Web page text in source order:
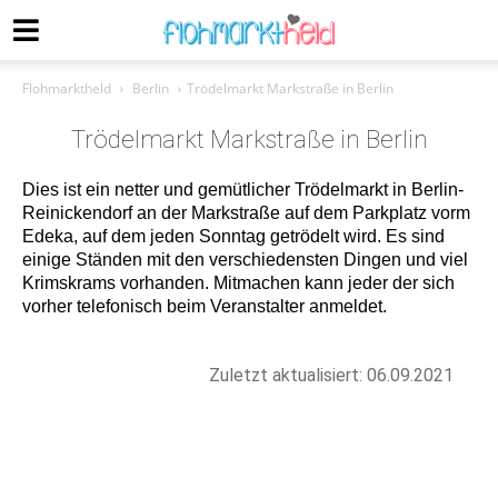
Flohmarktheld Berlin Trödelmarkt Markstraße in Berlin
Trödelmarkt Markstraße in Berlin
Dies ist ein netter und gemütlicher Trödelmarkt in Berlin-
Reinickendorf an der Markstraße auf dem Parkplatz vorm
Edeka, auf dem jeden Sonntag getrödelt wird. Es sind
einige Ständen mit den verschiedensten Dingen und viel
Krimskrams vorhanden. Mitmachen kann jeder der sich
vorher telefonisch beim Veranstalter anmeldet.
Zuletzt aktualisiert: 06.09.2021